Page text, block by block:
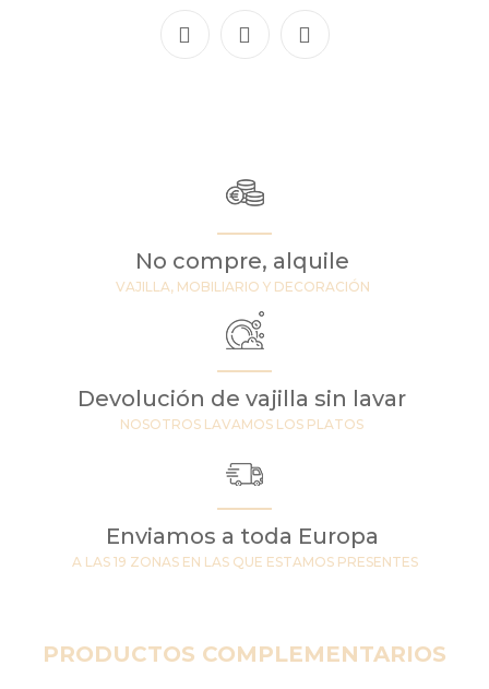
No compre, alquile
VAJILLA, MOBILIARIO Y DECORACIÓN
Devolución de vajilla sin lavar
NOSOTROS LAVAMOS LOS PLATOS
Enviamos a toda Europa
A LAS 19 ZONAS EN LAS QUE ESTAMOS PRESENTES
PRODUCTOS COMPLEMENTARIOS